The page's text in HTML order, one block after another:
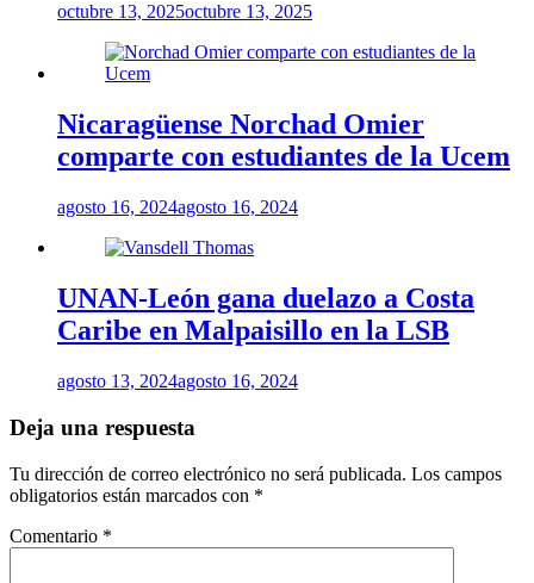
octubre 13, 2025octubre 13, 2025
Nicaragüense Norchad Omier
comparte con estudiantes de la Ucem
agosto 16, 2024agosto 16, 2024
UNAN-León gana duelazo a Costa
Caribe en Malpaisillo en la LSB
agosto 13, 2024agosto 16, 2024
Deja una respuesta
Tu dirección de correo electrónico no será publicada. Los campos
obligatorios están marcados con *
Comentario *